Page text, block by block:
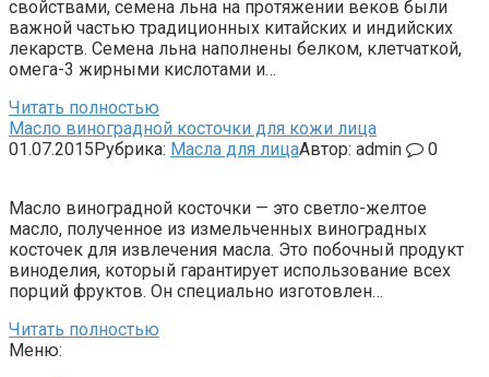
свойствами, семена льна на протяжении веков были
важной частью традиционных китайских и индийских
лекарств. Семена льна наполнены белком, клетчаткой,
омега-3 жирными кислотами и…
Читать полностью
Масло виноградной косточки для кожи лица
01.07.2015Рубрика: Масла для лицаАвтор: admin 0
Масло виноградной косточки — это светло-желтое
масло, полученное из измельченных виноградных
косточек для извлечения масла. Это побочный продукт
виноделия, который гарантирует использование всех
порций фруктов. Он специально изготовлен…
Читать полностью
Меню: